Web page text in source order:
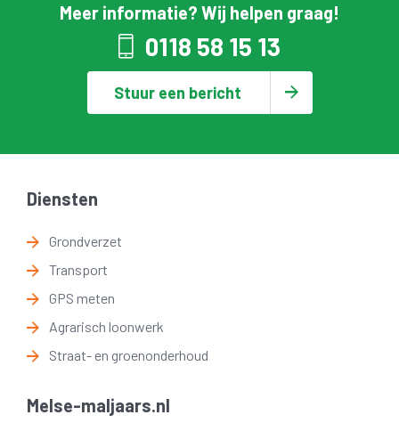
Meer informatie? Wij helpen graag!
0118 58 15 13
Stuur een bericht
Diensten
Grondverzet
Transport
GPS meten
Agrarisch loonwerk
Straat- en groenonderhoud
Melse-maljaars.nl